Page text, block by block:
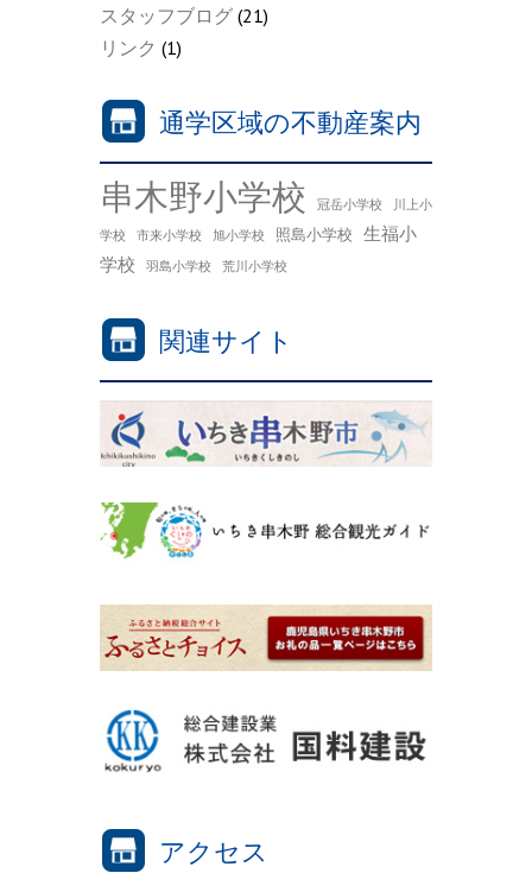
スタッフブログ (21)
リンク (1)
通学区域の不動産案内
串木野小学校 冠岳小学校
川上小
学校
市来小学校 旭小学校 照島小学校 生福小
学校
羽島小学校 荒川小学校
関連サイト
アクセス